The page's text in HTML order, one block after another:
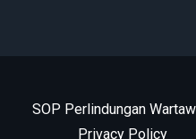
SOP Perlindungan
Privacy Policy